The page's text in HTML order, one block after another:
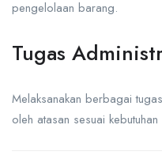
pengelolaan barang.
Tugas
Melaksanakan berbagai
oleh atasan sesuai